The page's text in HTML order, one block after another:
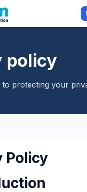
policy
to protecting your
Policy